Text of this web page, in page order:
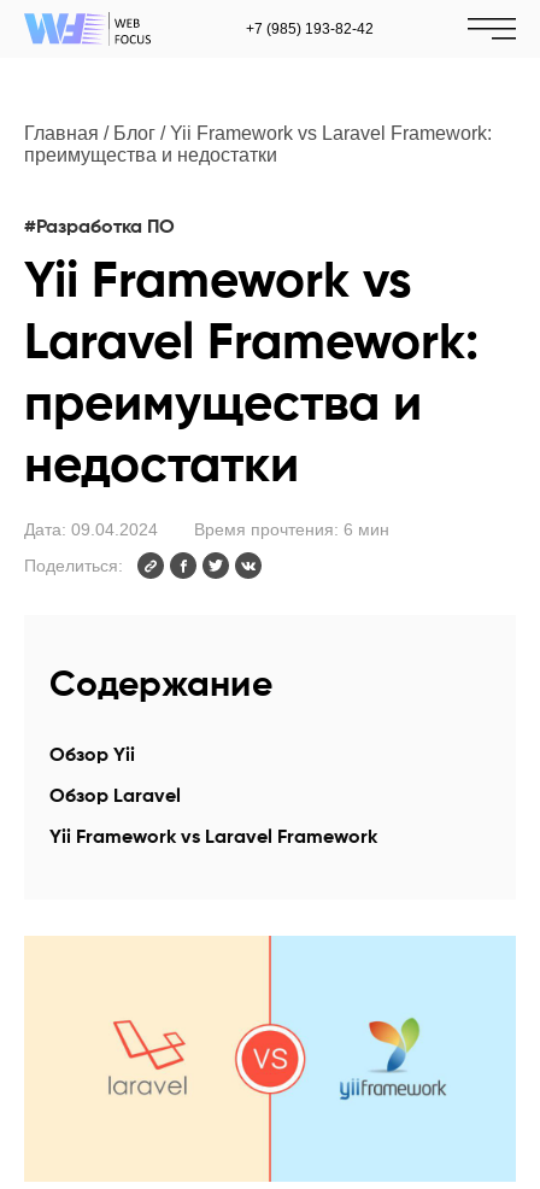
+7 (985) 193-82-42
Главная / Блог /Yii Framework vs Laravel Framework:
преимущества и недостатки
#Разработка ПО
Yii Framework vs
Laravel Framework:
преимущества и
недостатки
Дата: 09.04.2024 Время прочтения: 6 мин
Поделиться:
Содержание
Обзор Yii
Обзор Laravel
Yii Framework vs Laravel Framework